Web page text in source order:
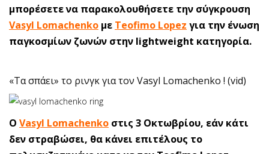
μπορέσετε να παρακολουθήσετε την σύγκρουση
Vasyl Lomachenko με Teofimo Lopez για την ένωση
παγκοσμίων ζωνών στην lightweight κατηγορία.
«Τα σπάει» το ρινγκ για τον Vasyl Lomachenko ! (vid)
Ο Vasyl Lomachenko στις 3 Οκτωβρίου, εάν κάτι
δεν στραβώσει, θα κάνει επιτέλους το